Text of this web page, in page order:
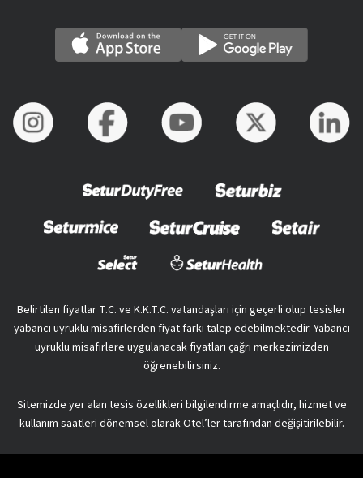
Belirtilen fiyatlar T.C. ve K.K.T.C. vatandaşları için geçerli olup tesisler
yabancı uyruklu misafirlerden fiyat farkı talep edebilmektedir. Yabancı
uyruklu misafirlere uygulanacak fiyatları çağrı merkezimizden
öğrenebilirsiniz.
Sitemizde yer alan tesis özellikleri bilgilendirme amaçlıdır, hizmet ve
kullanım saatleri dönemsel olarak Otel’ler tarafından değişitirilebilir.